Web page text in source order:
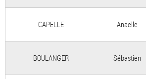
CAPELLE Anaëlle
BOULANGER Sébastien